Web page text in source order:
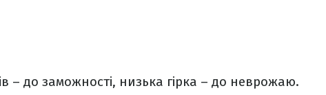
– до заможності, низька гірка – до неврожаю.